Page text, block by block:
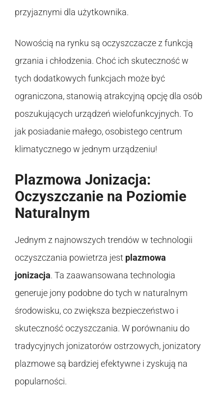
przyjaznymi dla użytkownika.
Nowością na rynku są oczyszczacze z funkcją
grzania i chłodzenia. Choć ich skuteczność w
tych dodatkowych funkcjach może być
ograniczona, stanowią atrakcyjną opcję dla osób
poszukujących urządzeń wielofunkcyjnych. To
jak posiadanie małego, osobistego centrum
klimatycznego w jednym urządzeniu!
Plazmowa Jonizacja:
Oczyszczanie na Poziomie
Naturalnym
Jednym z najnowszych trendów w technologii
oczyszczania powietrza jest plazmowa
jonizacja. Ta zaawansowana technologia
generuje jony podobne do tych w naturalnym
środowisku, co zwiększa bezpieczeństwo i
skuteczność oczyszczania. W porównaniu do
tradycyjnych jonizatorów ostrzowych, jonizatory
plazmowe są bardziej efektywne i zyskują na
popularności.